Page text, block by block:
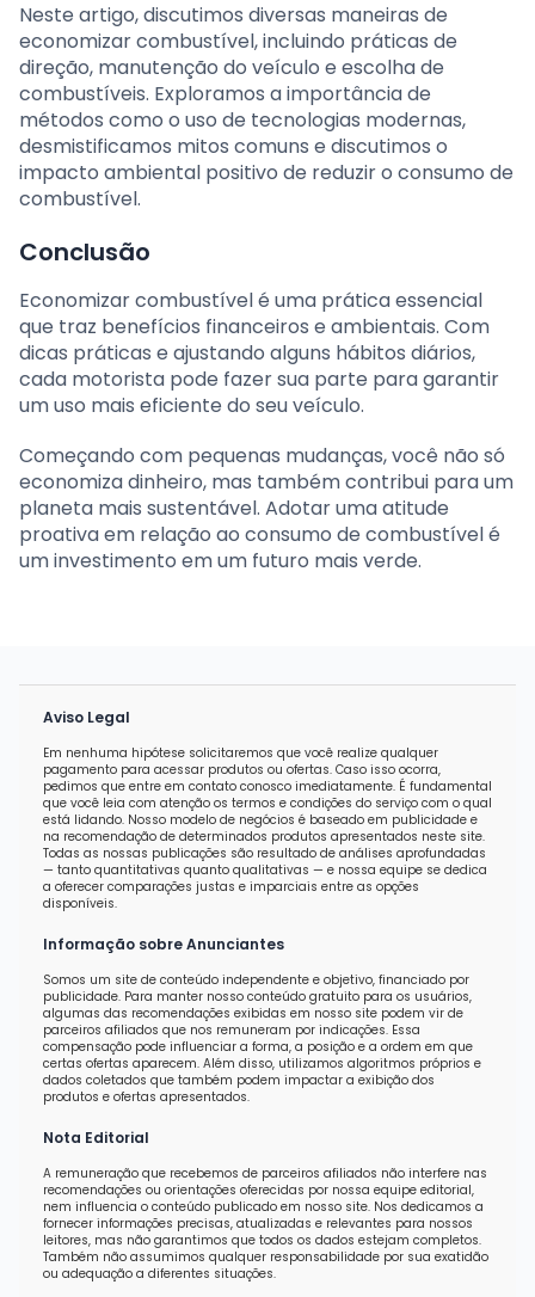
Neste artigo, discutimos diversas maneiras de
economizar combustível, incluindo práticas de
direção, manutenção do veículo e escolha de
combustíveis. Exploramos a importância de
métodos como o uso de tecnologias modernas,
desmistificamos mitos comuns e discutimos o
impacto ambiental positivo de reduzir o consumo de
combustível.
Conclusão
Economizar combustível é uma prática essencial
que traz benefícios financeiros e ambientais. Com
dicas práticas e ajustando alguns hábitos diários,
cada motorista pode fazer sua parte para garantir
um uso mais eficiente do seu veículo.
Começando com pequenas mudanças, você não só
economiza dinheiro, mas também contribui para um
planeta mais sustentável. Adotar uma atitude
proativa em relação ao consumo de combustível é
um investimento em um futuro mais verde.
Aviso Legal
Em nenhuma hipótese solicitaremos que você realize qualquer
pagamento para acessar produtos ou ofertas. Caso isso ocorra,
pedimos que entre em contato conosco imediatamente. É fundamental
que você leia com atenção os termos e condições do serviço com o qual
está lidando. Nosso modelo de negócios é baseado em publicidade e
na recomendação de determinados produtos apresentados neste site.
Todas as nossas publicações são resultado de análises aprofundadas
— tanto quantitativas quanto qualitativas — e nossa equipe se dedica
a oferecer comparações justas e imparciais entre as opções
disponíveis.
Informação sobre Anunciantes
Somos um site de conteúdo independente e objetivo, financiado por
publicidade. Para manter nosso conteúdo gratuito para os usuários,
algumas das recomendações exibidas em nosso site podem vir de
parceiros afiliados que nos remuneram por indicações. Essa
compensação pode influenciar a forma, a posição e a ordem em que
certas ofertas aparecem. Além disso, utilizamos algoritmos próprios e
dados coletados que também podem impactar a exibição dos
produtos e ofertas apresentados.
Nota Editorial
A remuneração que recebemos de parceiros afiliados não interfere nas
recomendações ou orientações oferecidas por nossa equipe editorial,
nem influencia o conteúdo publicado em nosso site. Nos dedicamos a
fornecer informações precisas, atualizadas e relevantes para nossos
leitores, mas não garantimos que todos os dados estejam completos.
Também não assumimos qualquer responsabilidade por sua exatidão
ou adequação a diferentes situações.